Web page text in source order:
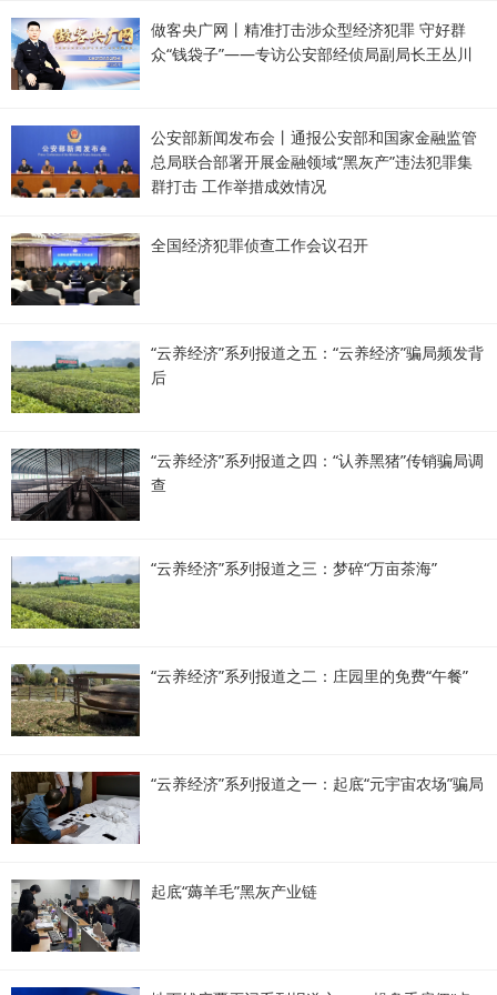
做客央广网丨精准打击涉众型经济犯罪 守好群
众“钱袋子”——专访公安部经侦局副局长王丛川
公安部新闻发布会丨通报公安部和国家金融监管
总局联合部署开展金融领域“黑灰产”违法犯罪集
群打击 工作举措成效情况
全国经济犯罪侦查工作会议召开
“云养经济”系列报道之五：“云养经济”骗局频发背
后
“云养经济”系列报道之四：“认养黑猪”传销骗局调
查
“云养经济”系列报道之三：梦碎“万亩茶海”
“云养经济”系列报道之二：庄园里的免费“午餐”
“云养经济”系列报道之一：起底“元宇宙农场”骗局
起底“薅羊毛”黑灰产业链